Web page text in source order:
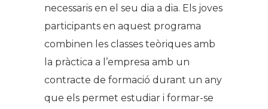
necessaris en el seu dia a dia. Els joves
participants en aquest programa
combinen les classes teòriques amb
la pràctica a l’empresa amb un
contracte de formació durant un any
que els permet estudiar i formar-se